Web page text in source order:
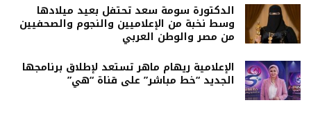
الدكتورة سومة سعد تحتفل بعيد ميلادها
وسط نخبة من الإعلاميين والنجوم والصحفيين
من مصر والوطن العربي
الإعلامية ريهام ماهر تستعد لإطلاق برنامجها
الجديد “خط مباشر” على قناة “هي”